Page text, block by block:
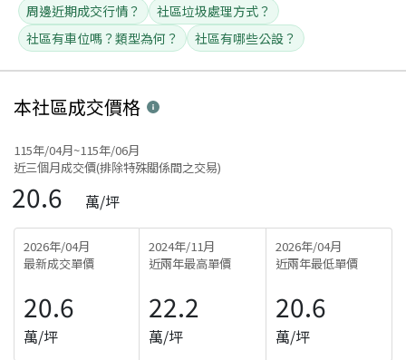
周邊近期成交行情？
社區垃圾處理方式？
社區有車位嗎？類型為何？
社區有哪些公設？
本社區成交價格
115年/04月~115年/06月
近三個月成交價(排除特殊關係間之交易)
20.6 萬/坪
2026年/04月
最新成交單價
20.6
萬/坪
2024年/11月
近兩年最高單價
22.2
萬/坪
2026年/04月
近兩年最低單價
20.6
萬/坪